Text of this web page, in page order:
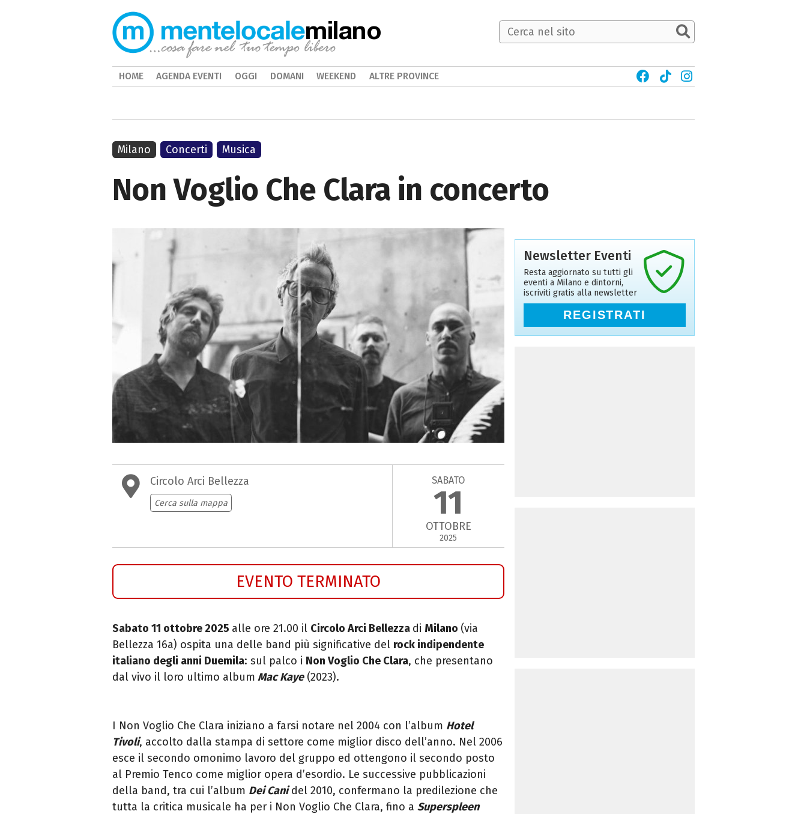
Non Voglio Che Clara in concerto
Circolo Arci Bellezza
Cerca sulla mappa
SABATO
11
OTTOBRE
2025
EVENTO TERMINATO
Sabato 11 ottobre 2025 alle ore 21.00 il Circolo Arci Bellezza di Milano (via
Bellezza 16a) ospita una delle band più significative del rock indipendente
italiano degli anni Duemila: sul palco i Non Voglio Che Clara, che presentano
dal vivo il loro ultimo album Mac Kaye(2023).
I Non Voglio Che Clara iniziano a farsi notare nel 2004 con l’album Hotel
Tivoli, accolto dalla stampa di settore come miglior disco dell’anno. Nel 2006
esce il secondo omonimo lavoro del gruppo ed ottengono il secondo posto
al Premio Tenco come miglior opera d’esordio. Le successive pubblicazioni
della band, tra cui l’album Dei Canidel 2010, confermano la predilezione che
tutta la critica musicale ha per i Non Voglio Che Clara, fino a Superspleen
Milano Concerti Musica
Newsletter Eventi
Resta aggiornato su tutti gli
eventi a Milano e dintorni,
iscriviti gratis alla newsletter
REGISTRATI
milano
HOME AGENDA EVENTI OGGI DOMANI WEEKEND ALTRE PROVINCE